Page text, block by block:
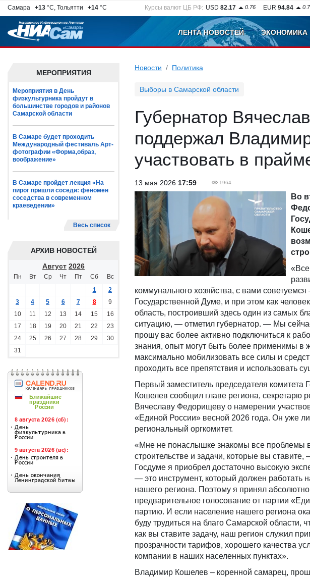
Самара +13 °C, Тольятти +14 °C Курсы валют ЦБ РФ: USD 82.17 0.76 EUR 94.84
ЛЕНТА НОВОСТЕЙ ЭКОНОМИКА
МЕРОПРИЯТИЯ
Мероприятия в День
физкультурника пройдут в
большинстве городов и районов
Самарской области
В Самаре будет проходить
Международный фестиваль Арт-
фотографии «Форма,образ,
воображение»
В Самаре пройдет лекция «На
пирог пришли соседи: феномен
соседства в современном
краеведении»
Весь список
АРХИВ НОВОСТЕЙ
Август 2026
Пн Вт Ср Чт Пт Сб
Вс
1
2
3
4 5 6 7 8
9
10
11 12 13 14 15
16
17
18 19 20 21 22
23
24
25 26 27 28 29
30
31
Новости Политика
Выборы в Самарской области
Губернатор
поддержал
участвовать в
13 мая 2026 17:59 1964
Во
коммунального хозяйства, с вами
Государственной Думе, и при этом как
область, построивший здесь один из самых
ситуацию, — отметил губернатор. — Мы
прошу вас более активно подключиться к
знания, опыт могут быть более применимы в
максимально мобилизовать все силы и
проходить все препятствия и использовать
Первый заместитель председателя
Кошелев сообщил главе региона, секретарю
Вячеславу Федорищеву о намерении
«Единой России» весной 2026 года. Он уже
региональный оргкомитет.
«Мне не понаслышке знакомы все проблемы
строительстве и задачи, которые вы
Госдуме я приобрел достаточно высокую
— это инструмент, который должен работать
нашего региона. Поэтому я принял
предварительное голосование от партии
партию. И если население нашего региона
буду трудиться на благо Самарской области,
как вы ставите задачу, наш регион служил
прозрачности тарифов, хорошего качества
компании в наших населенных пунктах».
Владимир Кошелев – коренной самарец,